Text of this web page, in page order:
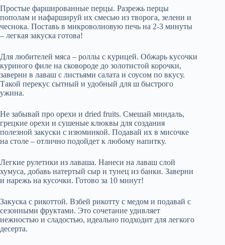
Простые фаршированные перцы. Разрежь перцы
пополам и нафаршируй их смесью из творога, зелени и
чеснока. Поставь в микроволновую печь на 2-3 минуты
– легкая закуска готова!
Для любителей мяса – роллы с курицей. Обжарь кусочки
куриного филе на сковороде до золотистой корочки,
заверни в лаваш с листьями салата и соусом по вкусу.
Такой перекус сытный и удобный для ш быстрого
ужина.
Не забывай про орехи и dried fruits. Смешай миндаль,
грецкие орехи и сушеные клюквы для создания
полезной закуски с изюминкой. Подавай их в мисочке
на столе – отлично подойдет к любому напитку.
Легкие рулетики из лаваша. Нанеси на лаваш слой
хумуса, добавь натертый сыр и тунец из банки. Заверни
и нарежь на кусочки. Готово за 10 минут!
Закуска с рикоттой. Взбей рикотту с медом и подавай с
сезонными фруктами. Это сочетание удивляет
нежностью и сладостью, идеально подходит для легкого
десерта.